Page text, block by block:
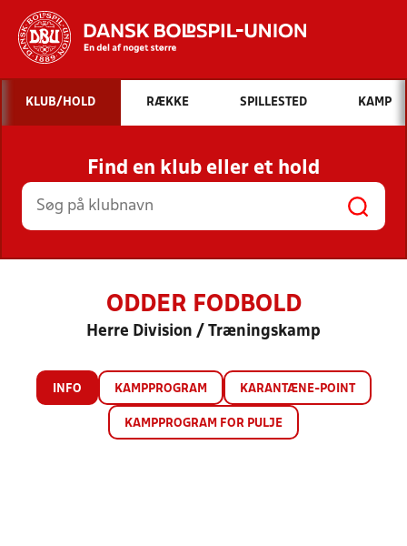
Hvad vil du søge efter?
INDHOLD OG NYHEDER
STILLINGER, RESULTATER, KLUBBER OG
HOLD
KLUB/HOLD RÆKKE SPILLESTED KAMP
Find en klub eller et hold
ODDER FODBOLD
Herre Division / Træningskamp
INFO KAMPPROGRAM KARANTÆNE-POINT
KAMPPROGRAM FOR PULJE